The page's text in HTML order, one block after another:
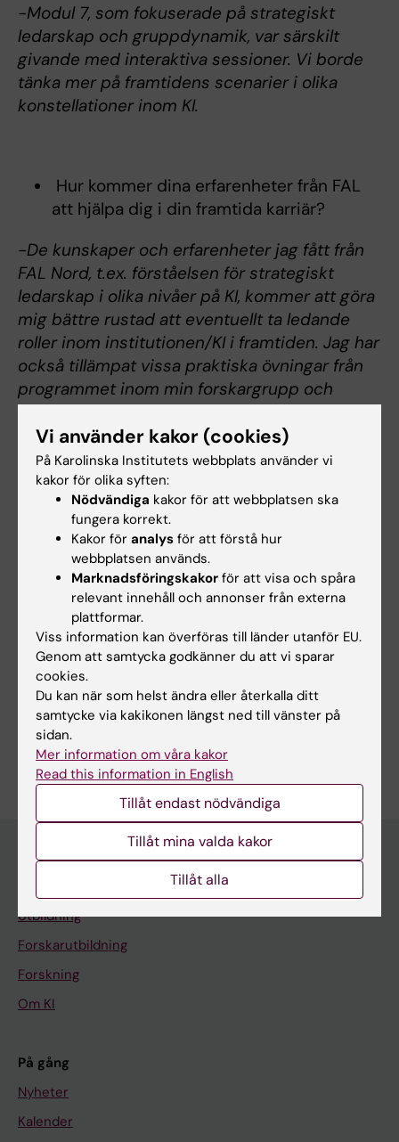
-Modul 7, som fokuserade på strategiskt
ledarskap och gruppdynamik, var särskilt
givande med interaktiva sessioner. Vi borde
tänka mer på framtidens scenarier i olika
konstellationer inom KI.
Hur kommer dina erfarenheter från FAL
att hjälpa dig i din framtida karriär?
-De kunskaper och erfarenheter jag fått från
FAL Nord, t.ex. förståelsen för strategiskt
ledarskap i olika nivåer på KI, kommer att göra
mig bättre rustad att eventuellt ta ledande
roller inom institutionen/KI i framtiden. Jag har
också tillämpat vissa praktiska övningar från
programmet inom min forskargrupp och
kommer fortsätta jobba med det.
Hade du nytta av informationen på denna sida?
Yes
No
Innehållsgranskare:
Unknown user
Ann Hagerborn
Sidan uppdaterad:
2026-04-14
Dela
Utbildning
Forskarutbildning
Forskning
Om KI
På gång
Nyheter
Kalender
Vi använder kakor (cookies)
På Karolinska Institutets webbplats använder vi
kakor för olika syften:
Nödvändiga kakor för att webbplatsen ska
fungera korrekt.
Kakor för analys för att förstå hur
webbplatsen används.
Marknadsföringskakor för att visa och spåra
relevant innehåll och annonser från externa
plattformar.
Viss information kan överföras till länder utanför EU.
Genom att samtycka godkänner du att vi sparar
cookies.
Du kan när som helst ändra eller återkalla ditt
samtycke via kakikonen längst ned till vänster på
sidan.
Mer information om våra kakor
Read this information in English
Tillåt endast nödvändiga
Tillåt mina valda kakor
Tillåt alla